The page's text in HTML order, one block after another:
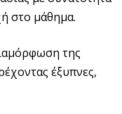
στο μάθημα.
της
έξυπνες,